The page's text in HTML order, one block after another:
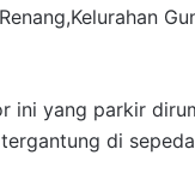
ini yang parkir
di